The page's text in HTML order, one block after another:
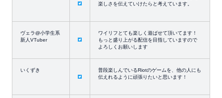
楽しさを伝えていけたらと考えています。
ヴェラ@小学生系
新人VTuber
ワイリフとても楽しく遊ばせて頂いてます！
もっと盛り上がる配信を目指していますので
よろしくお願いします
いくずき
普段楽しんでいるRiotのゲームを、他の人にも
伝えれるように頑張りたいと思います！